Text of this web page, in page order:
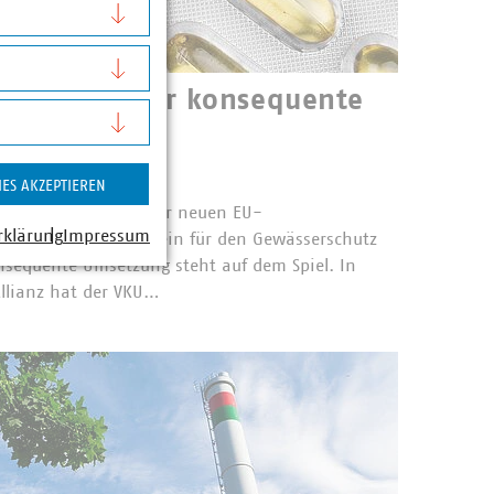
Allianz für konsequente
in der neuen EU-
wurde ein Meilenstein für den Gewässerschutz
Umsetzung steht auf dem Spiel. In
hat der VKU…
AKZEPTIEREN
Impressum